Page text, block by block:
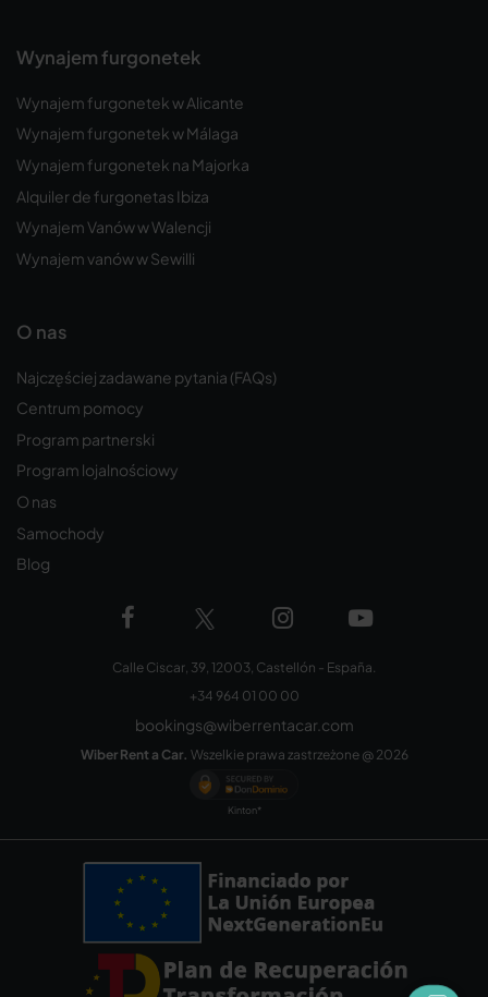
Wynajem furgonetek
Wynajem furgonetek w Alicante
Wynajem furgonetek w Málaga
Wynajem furgonetek na Majorka
Alquiler de furgonetas Ibiza
Wynajem Vanów w Walencji
Wynajem vanów w Sewilli
O nas
Najczęściej zadawane pytania (FAQs)
Centrum pomocy
Program partnerski
Program lojalnościowy
O nas
Samochody
Blog
Calle Ciscar, 39, 12003, Castellón - España.
+34 964 01 00 00
bookings@wiberrentacar.com
Wiber Rent a Car. Wszelkie prawa zastrzeżone @ 2026
Kinton*